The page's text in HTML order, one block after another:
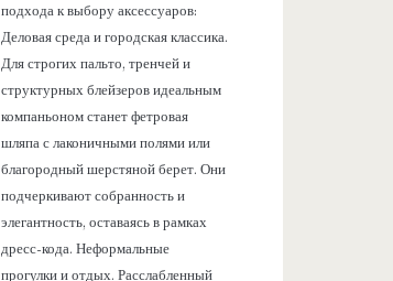
подхода к выбору аксессуаров:
Деловая среда и городская классика.
Для строгих пальто, тренчей и
структурных блейзеров идеальным
компаньоном станет фетровая
шляпа с лаконичными полями или
благородный шерстяной берет. Они
подчеркивают собранность и
элегантность, оставаясь в рамках
дресс-кода. Неформальные
прогулки и отдых. Расслабленный